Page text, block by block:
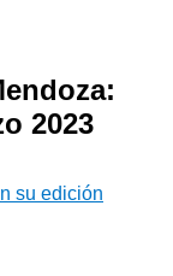
2023
su edición